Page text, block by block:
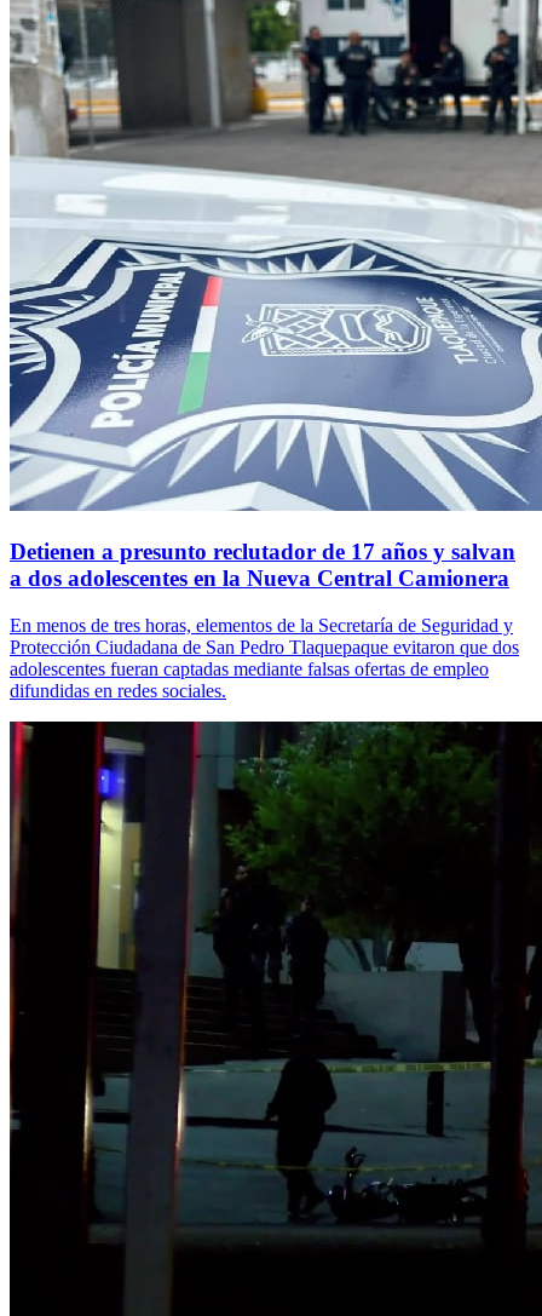
Detienen a presunto reclutador de 17 años y salvan
a dos adolescentes en la Nueva Central Camionera
En menos de tres horas, elementos de la Secretaría de Seguridad y
Protección Ciudadana de San Pedro Tlaquepaque evitaron que dos
adolescentes fueran captadas mediante falsas ofertas de empleo
difundidas en redes sociales.